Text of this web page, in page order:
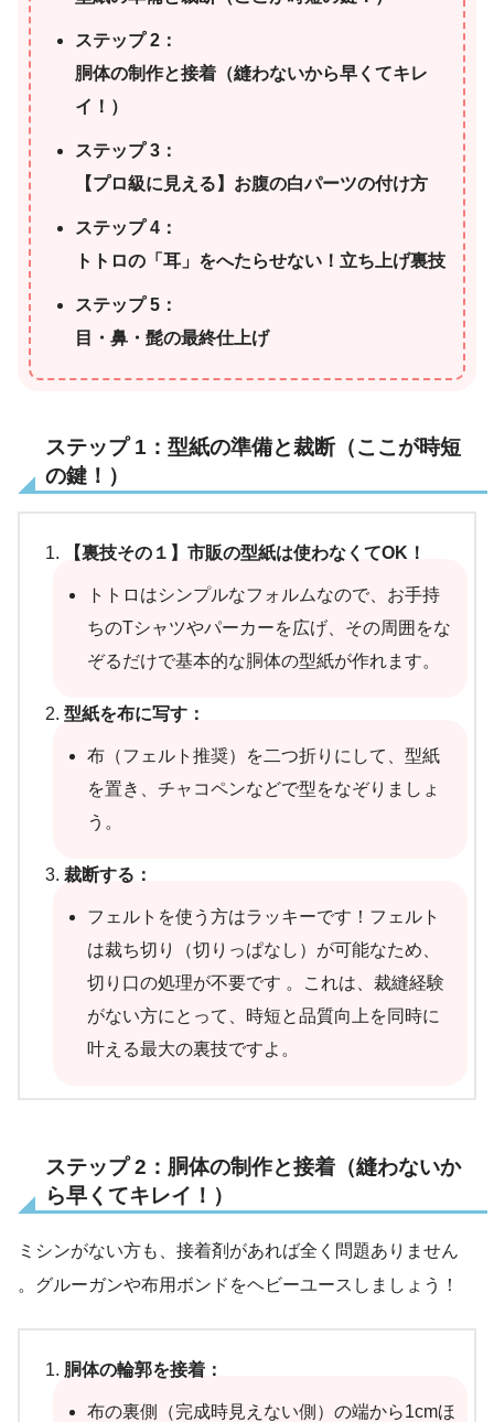
ステップ 2：
胴体の制作と接着（縫わないから早くてキレ
イ！）
ステップ 3：
【プロ級に見える】お腹の白パーツの付け方
ステップ 4：
トトロの「耳」をへたらせない！立ち上げ裏技
ステップ 5：
目・鼻・髭の最終仕上げ
ステップ 1：型紙の準備と裁断（ここが時短
の鍵！）
【裏技その１】市販の型紙は使わなくてOK！
トトロはシンプルなフォルムなので、お手持
ちのTシャツやパーカーを広げ、その周囲をな
ぞるだけで基本的な胴体の型紙が作れます。
型紙を布に写す：
布（フェルト推奨）を二つ折りにして、型紙
を置き、チャコペンなどで型をなぞりましょ
う。
裁断する：
フェルトを使う方はラッキーです！フェルト
は裁ち切り（切りっぱなし）が可能なため、
切り口の処理が不要です 。これは、裁縫経験
がない方にとって、時短と品質向上を同時に
叶える最大の裏技ですよ。
ステップ 2：胴体の制作と接着（縫わないか
ら早くてキレイ！）
ミシンがない方も、接着剤があれば全く問題ありません
。グルーガンや布用ボンドをヘビーユースしましょう！
胴体の輪郭を接着：
布の裏側（完成時見えない側）の端から1cmほ